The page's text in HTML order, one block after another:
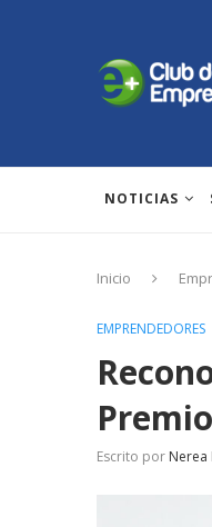
NOTICIAS
Inicio
EMPRENDEDORES
Escrito por Nerea